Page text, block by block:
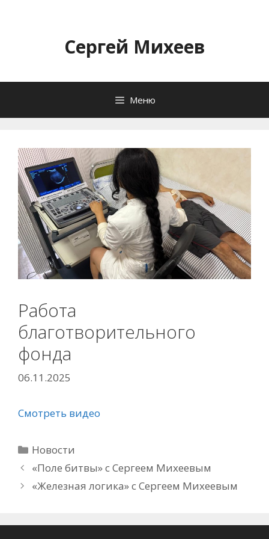
содержимомуСергей Михеев
Меню
Работа
благотворительного
фонда
06.11.2025
Смотреть видео
Рубрики
Новости
«Поле битвы» с Сергеем Михеевым
«Железная логика» с Сергеем Михеевым